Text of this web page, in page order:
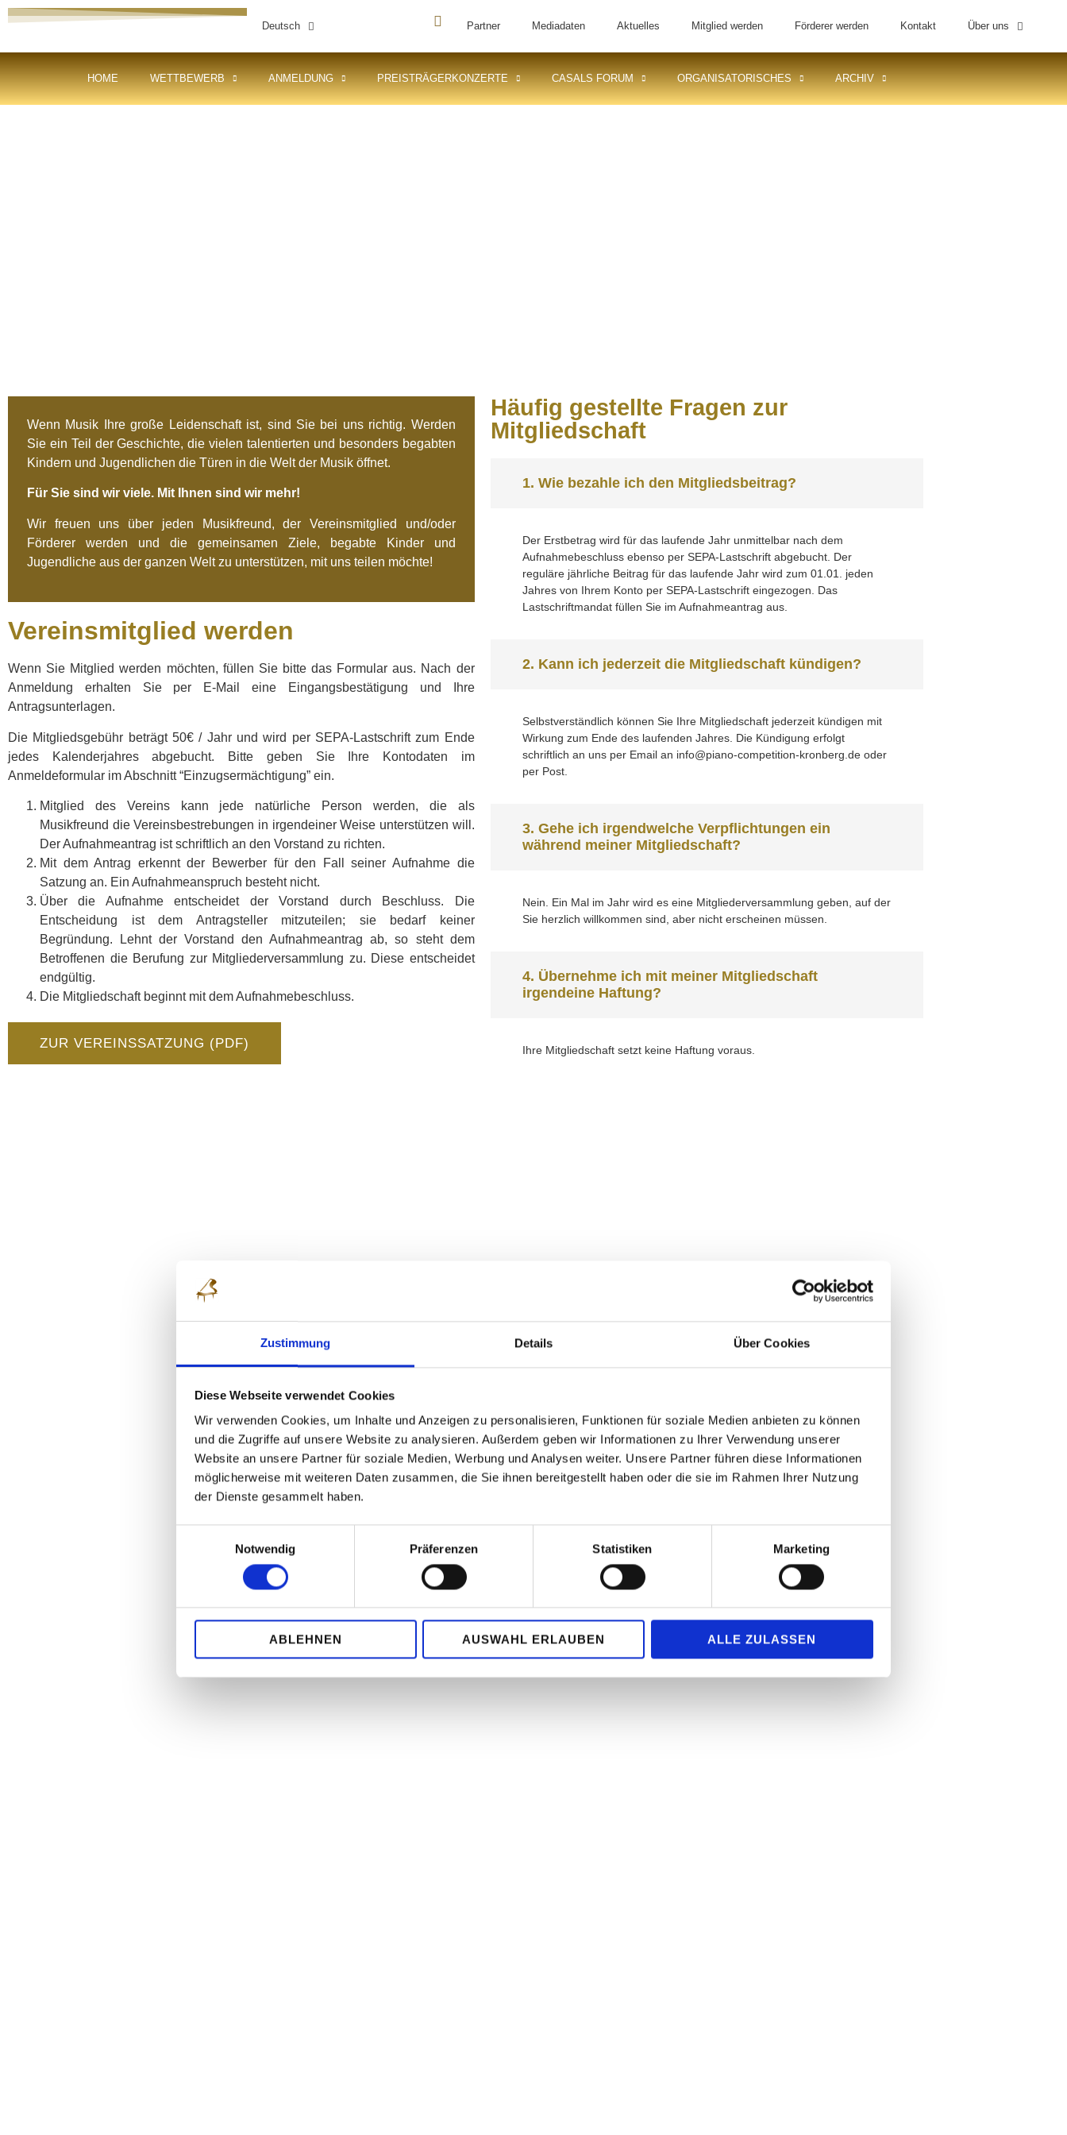
Zustimmung Details Über Cookies
Diese Webseite verwendet Cookies
Wir verwenden Cookies, um Inhalte und Anzeigen zu personalisieren, Funktionen für soziale Medien anbieten zu können
und die Zugriffe auf unsere Website zu analysieren. Außerdem geben wir Informationen zu Ihrer Verwendung unserer
Website an unsere Partner für soziale Medien, Werbung und Analysen weiter. Unsere Partner führen diese Informationen
möglicherweise mit weiteren Daten zusammen, die Sie ihnen bereitgestellt haben oder die sie im Rahmen Ihrer Nutzung
der Dienste gesammelt haben.
Notwendig
Präferenzen Statistiken Marketing
ABLEHNEN AUSWAHL ERLAUBEN ALLE ZULASSEN
Deutsch Partner Mediadaten Aktuelles Mitglied werden Förderer werden Kontakt Über uns
HOME WETTBEWERB ANMELDUNG PREISTRÄGERKONZERTE CASALS FORUM ORGANISATORISCHES ARCHIV
Wenn Musik Ihre große Leidenschaft ist, sind Sie bei uns richtig. Werden
Sie ein Teil der Geschichte, die vielen talentierten und besonders begabten
Kindern und Jugendlichen die Türen in die Welt der Musik öffnet.
Für Sie sind wir viele. Mit Ihnen sind wir mehr!
Wir freuen uns über jeden Musikfreund, der Vereinsmitglied und/oder
Förderer werden und die gemeinsamen Ziele, begabte Kinder und
Jugendliche aus der ganzen Welt zu unterstützen, mit uns teilen möchte!
Vereinsmitglied werden
Wenn Sie Mitglied werden möchten, füllen Sie bitte das Formular aus. Nach der
Anmeldung erhalten Sie per E-Mail eine Eingangsbestätigung und Ihre
Antragsunterlagen.
Die Mitgliedsgebühr beträgt 50€ / Jahr und wird per SEPA-Lastschrift zum Ende
jedes Kalenderjahres abgebucht. Bitte geben Sie Ihre Kontodaten im
Anmeldeformular im Abschnitt “Einzugsermächtigung” ein.
Mitglied des Vereins kann jede natürliche Person werden, die als
Musikfreund die Vereinsbestrebungen in irgendeiner Weise unterstützen will.
Der Aufnahmeantrag ist schriftlich an den Vorstand zu richten.
Mit dem Antrag erkennt der Bewerber für den Fall seiner Aufnahme die
Satzung an. Ein Aufnahmeanspruch besteht nicht.
Über die Aufnahme entscheidet der Vorstand durch Beschluss. Die
Entscheidung ist dem Antragsteller mitzuteilen; sie bedarf keiner
Begründung. Lehnt der Vorstand den Aufnahmeantrag ab, so steht dem
Betroffenen die Berufung zur Mitgliederversammlung zu. Diese entscheidet
endgültig.
Die Mitgliedschaft beginnt mit dem Aufnahmebeschluss.
ZUR VEREINSSATZUNG (PDF)
Häufig gestellte Fragen zur
Mitgliedschaft
1. Wie bezahle ich den Mitgliedsbeitrag?
Der Erstbetrag wird für das laufende Jahr unmittelbar nach dem
Aufnahmebeschluss ebenso per SEPA-Lastschrift abgebucht. Der
reguläre jährliche Beitrag für das laufende Jahr wird zum 01.01. jeden
Jahres von Ihrem Konto per SEPA-Lastschrift eingezogen. Das
Lastschriftmandat füllen Sie im Aufnahmeantrag aus.
2. Kann ich jederzeit die Mitgliedschaft kündigen?
Selbstverständlich können Sie Ihre Mitgliedschaft jederzeit kündigen mit
Wirkung zum Ende des laufenden Jahres. Die Kündigung erfolgt
schriftlich an uns per Email an info@piano-competition-kronberg.de oder
per Post.
3. Gehe ich irgendwelche Verpflichtungen ein
während meiner Mitgliedschaft?
Nein. Ein Mal im Jahr wird es eine Mitgliederversammlung geben, auf der
Sie herzlich willkommen sind, aber nicht erscheinen müssen.
4. Übernehme ich mit meiner Mitgliedschaft
irgendeine Haftung?
Ihre Mitgliedschaft setzt keine Haftung voraus.